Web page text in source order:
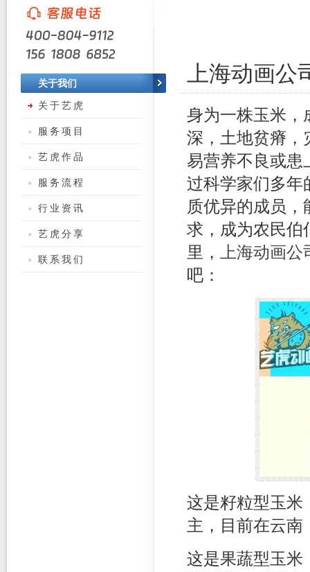
上海动画
身为一株玉米，
深，土地贫瘠，
易营养不良或患
过科学家们多年
质优异的成员
求，成为农民伯
里，
上海动画公
吧：
这是籽粒型玉米
主，目前在云南
这是果蔬型玉米
关于我们
关于艺虎
服务项目
艺虎作品
服务流程
行业资讯
艺虎分享
联系我们